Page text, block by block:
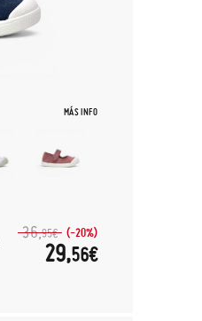
MÁS INFO
36,95€ (-20%)
29,56€